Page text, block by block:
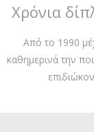
Χρόνια
Από το 1990
καθημερινά την